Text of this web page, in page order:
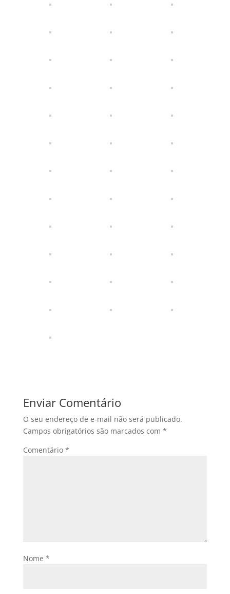
Enviar Comentário
O seu endereço de e-mail não será publicado.
Campos obrigatórios são marcados com *
Comentário *
Nome *